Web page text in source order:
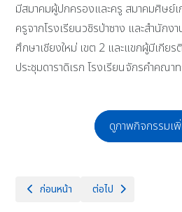
มีสมาคมผู้ปกครองและครู สมาคมศิษย์
ครูจากโรงเรียนวชิรป่าซาง และสำนัก
ศึกษาเชียงใหม่ เขต 2 และแขกผู้มีเกี
ประชุมดาราดิเรก โรงเรียนจักรคำคณ
ดูภาพกิจกรรมเ
เนื้อหาก่อนหน้า: โรงเรียนจักรคำคณาท
ก่อนหน้า เนื้อหาถัดไป: “ลูกจักร
ต่อไป